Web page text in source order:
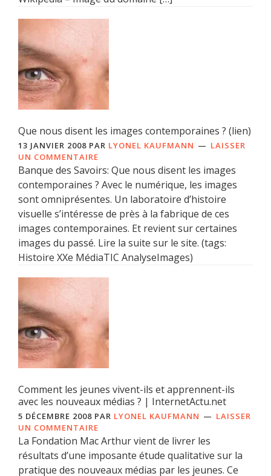
Que nous disent les images contemporaines ? (lien)
13 JANVIER 2008 PAR LYONEL KAUFMANN
LAISSER
UN COMMENTAIRE
Banque des Savoirs: Que nous disent les images
contemporaines ? Avec le numérique, les images
sont omniprésentes. Un laboratoire d’histoire
visuelle s’intéresse de près à la fabrique de ces
images contemporaines. Et revient sur certaines
images du passé. Lire la suite sur le site. (tags:
Histoire XXe MédiaTIC AnalyseImages)
Comment les jeunes vivent-ils et apprennent-ils
avec les nouveaux médias ? | InternetActu.net
5 DÉCEMBRE 2008 PAR LYONEL KAUFMANN
LAISSER
UN COMMENTAIRE
La Fondation Mac Arthur vient de livrer les
résultats d’une imposante étude qualitative sur la
pratique des nouveaux médias par les jeunes. Ce